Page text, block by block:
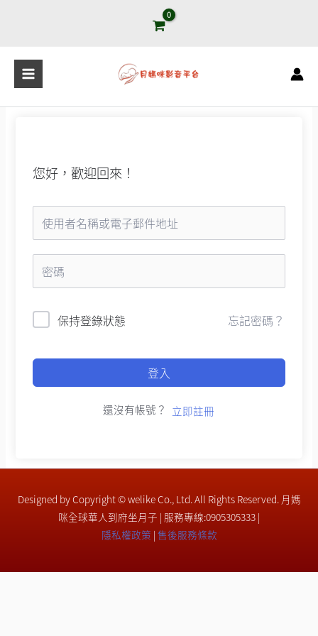
容
您好，歡迎回來！
保持登錄狀態 忘記密碼？
登入
還沒有帳號？ 立即註冊
Designed by Copyright © welike Co., Ltd. All Rights Reserved. 月媽
咪全球華人到府坐月子 | 服務專線:0905305333 |
隱私權政策 | 售後服務條款